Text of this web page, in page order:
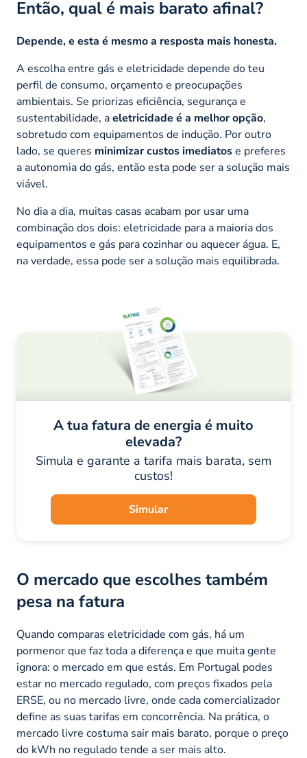
Então, qual é mais barato afinal?
Depende, e esta é mesmo a resposta mais honesta.
A escolha entre gás e eletricidade depende do teu
perfil de consumo, orçamento e preocupações
ambientais. Se priorizas eficiência, segurança e
sustentabilidade, aeletricidade é a melhor opção,
sobretudo com equipamentos de indução. Por outro
lado, se queres minimizar custos imediatose preferes
a autonomia do gás, então esta pode ser a solução mais
viável.
No dia a dia, muitas casas acabam por usar uma
combinação dos dois: eletricidade para a maioria dos
equipamentos e gás para cozinhar ou aquecer água. E,
na verdade, essa pode ser a solução mais equilibrada.
A tua fatura de energia é muito
elevada?
Simula e garante a tarifa mais barata, sem
custos!
Simular
O mercado que escolhes também
pesa na fatura
Quando comparas eletricidade com gás, há um
pormenor que faz toda a diferença e que muita gente
ignora: o mercado em que estás. Em Portugal podes
estar no mercado regulado, com preços fixados pela
ERSE, ou no mercado livre, onde cada comercializador
define as suas tarifas em concorrência. Na prática, o
mercado livre costuma sair mais barato, porque o preço
do kWh no regulado tende a ser mais alto.